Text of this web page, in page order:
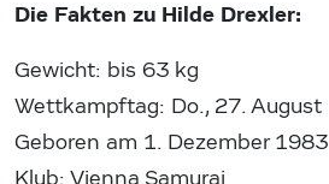
Die Fakten zu Hilde Drexler:
Gewicht: bis 63 kg
Wettkampftag: Do., 27. August
Geboren am 1. Dezember 1983
Klub: Vienna Samurai